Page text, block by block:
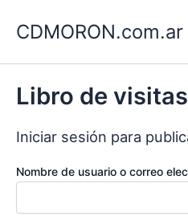
CDMORON.com.ar
Libro de visitas
Iniciar sesión para
Nombre de usuario o correo